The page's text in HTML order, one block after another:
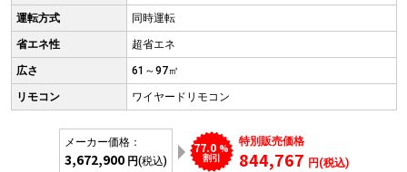
運転方式 同時運転
省エネ性 超省エネ
広さ 61～97㎡
リモコン ワイヤードリモコン
メーカー価格：
3,672,900 円(税込)
77.0 %
割引
特別販売価格
844,767 円(税込)